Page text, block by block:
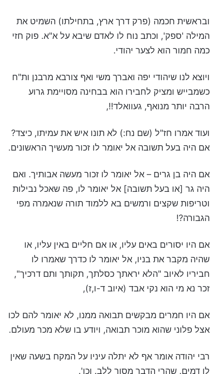
ובראשית חכמה (פרק דרך ארץ, בתחילתו) השמיט את
המילה 'ספק', וכתב נוח לו לאדם שיבא על א"א. פוק חזי
כמה חמור הוא לצער יהודי.
ויוצא לנו שיהודי יפה ואברך משי ואף צורבא מרבנן ות"ח
כשמבייש ומציק לחבירו הוא בבחינה מסויימת גרוע
הרבה יותר מנואף, געוואלד!!,
ועוד אמרו חז"ל (שם נח:) לא תונו איש את עמיתו, כיצד?
אם היה בעל תשובה אל יאומר לו זכור מעשיך הראשונים.
אם היה בן גרים – אל יאומר לו זכור מעשה אבותיך. ואם
היה גר [או בעל תשובה] אל יאומר לו, פה שאכל נבילות
וטריפות שקצים ורמשים בא ללמוד תורה שנאמרה מפי
הגבורה?!
אם היו יסורים באים עליו, או אם חליים באין עליו, או
שהיה מקבר את בניו, אל יאומר לו כדרך שאמרו לו
חביריו לאיוב "הלא יראתך כסלתך, תקותך ותם דרכיך",
זכר נא מי הוא נקי אבד (איוב ד-ו,ז),
אם היו חמרים מבקשים תבואה ממנו, לא יאומר להם לכו
אצל פלוני שהוא מוכר תבואה, ויודע בו שלא מכר מעולם.
רבי יהודה אומר אף לא יתלה עיניו על המקח בשעה שאין
לו דמים. שהרי הדבר מסור ללב. וכו'.